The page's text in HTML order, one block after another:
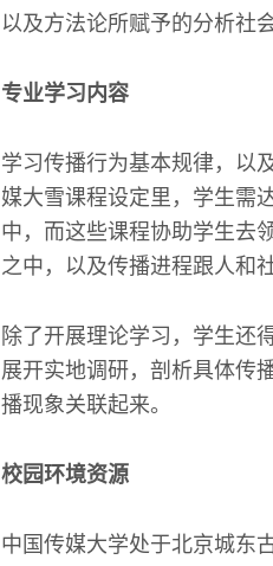
以及方法论所赋予的分析社
专业学习内容
学习传播行为基本规律，以
媒大雪课程设定里，学生需
中，而这些课程协助学生去
之中，以及传播进程跟人和
除了开展理论学习，学生还
展开实地调研，剖析具体传
播现象关联起来。
校园环境资源
中国传媒大学处于北京城东